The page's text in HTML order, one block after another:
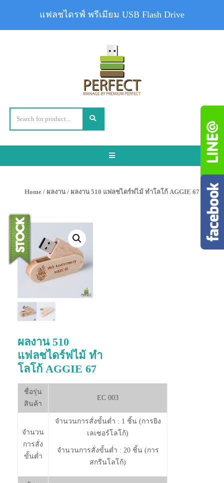
Toggle
Home / ผลงาน / ผลงาน 510 แฟลชไดร์ฟไม้ ทำโลโก้ AGGIE 67
ผลงาน 510
แฟลชไดร์ฟไม้ ทำ
โลโก้ AGGIE 67
ชื่อรุ่น
สินค้า
EC 003
จำนวน
การสั่ง
ขั้นต่ำ
จำนวนการสั่งขั้นต่ำ : 1 ชิ้น (การยิง
เลเซอร์โลโก้)
จำนวนการสั่งขั้นต่ำ : 20 ชิ้น (การ
สกรีนโลโก้)
แฟลชไดรฟ์ พรีเมียม USB Flash Drive